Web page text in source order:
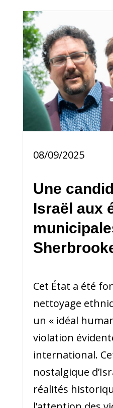
08/09/2025
Une
Israël aux
Cet État a été
nettoyage
un « idéal
violation
international.
nostalgique
réalités